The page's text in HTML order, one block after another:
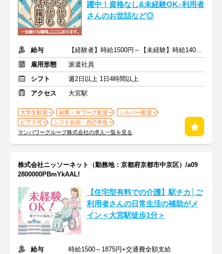
躍中！資格なし&未経験OK♪利用者
さんのお世話など◎
給与
【経験者】時給1500円～【未経験】時給1400円～ ※交通費全額
雇用形態
派遣社員
シフト
週2日以上 1日4時間以上
アクセス
大宮駅
大学生歓迎 副業・Ｗワーク歓迎
シルバー歓迎
ピアス可
シフト自由・自己申告
マンパワーグループ株式会社の求人一覧を見る
株式会社ニッソーネット（勤務地：京都府京都市中京区）/a09
2800000PBmYkAAL!
【住宅型有料での介護】駅チカ│ご
利用者さんの日常生活の補助がメ
イン＜大宮駅徒歩1分＞
給与
時給1500～1875円+交通費全額支給